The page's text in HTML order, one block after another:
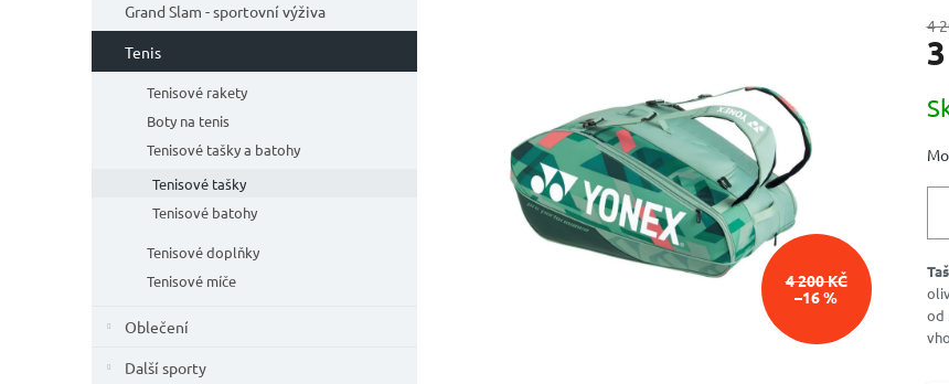
a
n
Grand Slam - sportovní výživa
Tenis
Tenisové rakety
Boty na tenis
Tenisové tašky a batohy
Tenisové tašky
Tenisové batohy
Tenisové doplňky
Tenisové míče
Oblečení
Další sporty
hvězdiček.
4 200 KČ
–16 %
4
od